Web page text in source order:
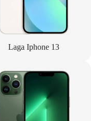
Laga Iphone 13